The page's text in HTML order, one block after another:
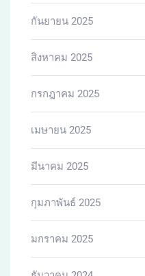
กันยายน 2025
สิงหาคม 2025
กรกฎาคม 2025
เมษายน 2025
มีนาคม 2025
กุมภาพันธ์ 2025
มกราคม 2025